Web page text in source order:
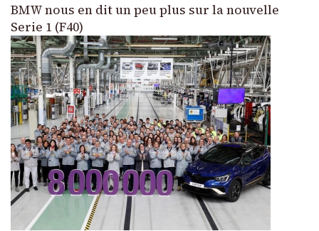
BMW nous en dit un peu plus sur la nouvelle
Serie 1 (F40)